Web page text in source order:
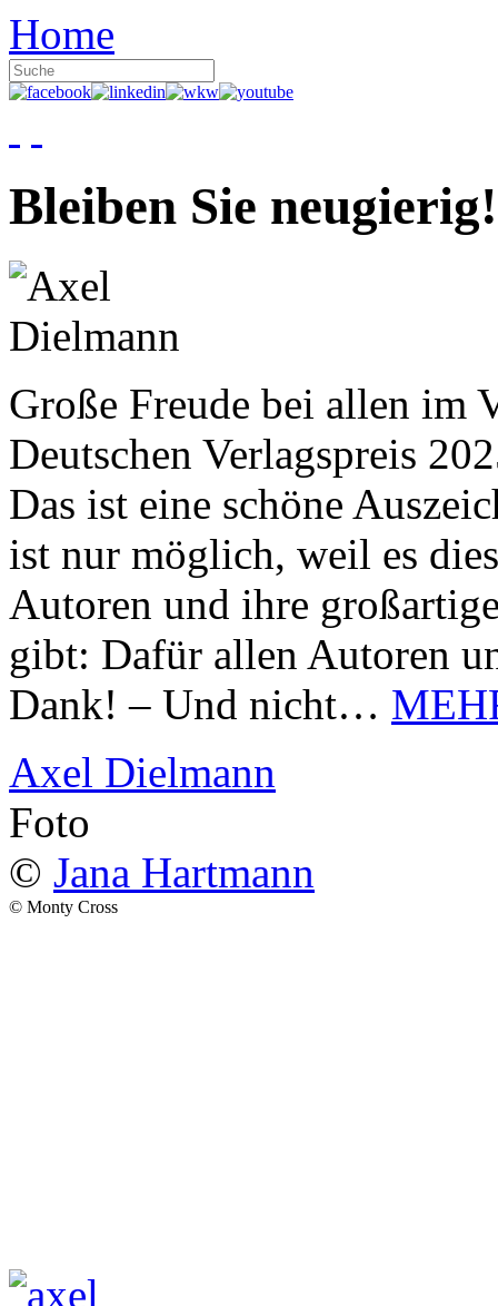
Home
Bleiben Sie neugierig!
Große Freude bei allen im
Deutschen Verlagspreis
Das ist eine schöne
ist nur möglich, weil es
Autoren und ihre
gibt: Dafür allen Autoren
Dank! – Und nicht…
Axel Dielmann
Foto
© Jana Hartmann
© Monty Cross